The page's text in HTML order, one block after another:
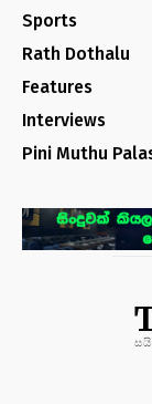
Sports
Rath Dothalu
Features
Interviews
Pini Muthu